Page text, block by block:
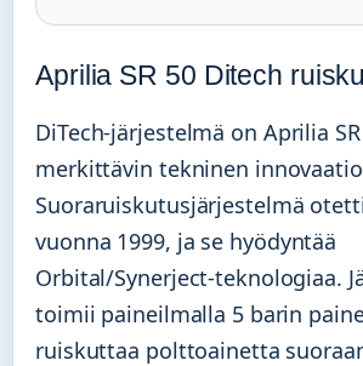
Aprilia SR 50 Ditech ruisku
DiTech-järjestelmä on Aprilia
merkittävin tekninen
Suoraruiskutusjärjestelmä
vuonna 1999, ja se hyödyntää
Orbital/Synerject-teknologiaa.
toimii paineilmalla 5 barin
ruiskuttaa polttoainetta